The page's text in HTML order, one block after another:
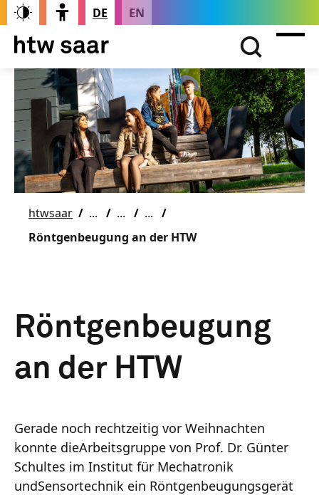
DE EN
htwsaar
Röntgenbeugung an der HTW
Röntgenbeugung
an der HTW
Gerade noch rechtzeitig vor Weihnachten
konnte dieArbeitsgruppe von Prof. Dr. Günter
Schultes im Institut für Mechatronik
undSensortechnik ein Röntgenbeugungsgerät